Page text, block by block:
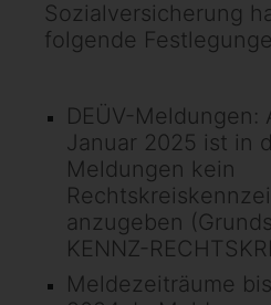
Sozialversicherung
folgende
DEÜV-Meldungen:
Januar 2025 ist in
Meldungen kein
anzugeben
KENNZ-
Meldezeiträume